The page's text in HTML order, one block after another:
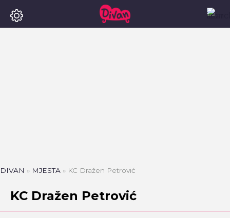
DIVAN » MJESTA » KC Dražen Petrović
KC Dražen Petrović